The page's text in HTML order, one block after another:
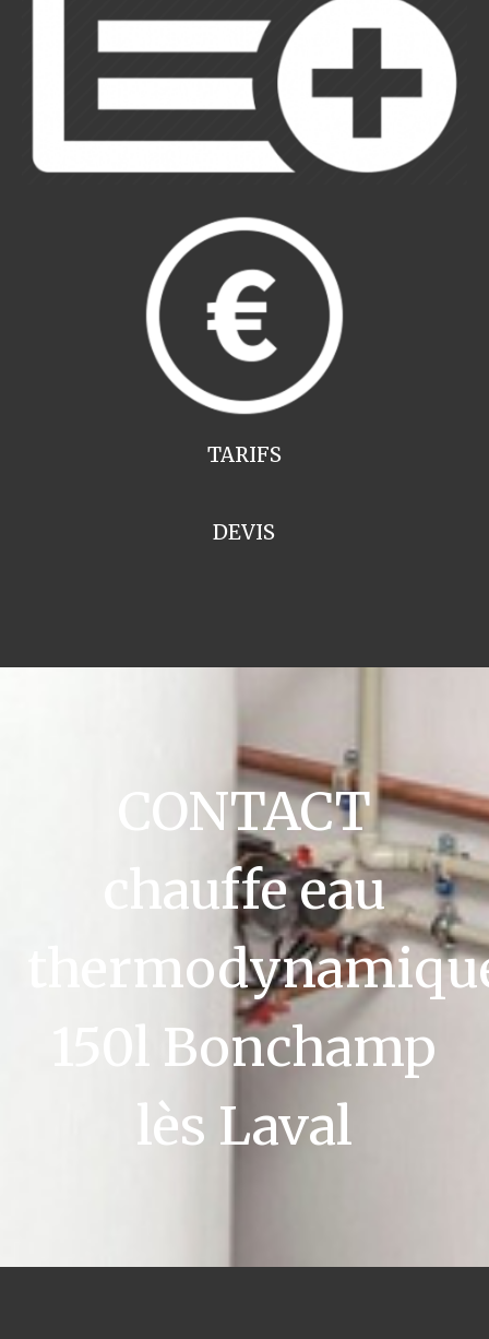
TARIFS
DEVIS
CONTACT
chauffe eau
150l Bonchamp
lès Laval